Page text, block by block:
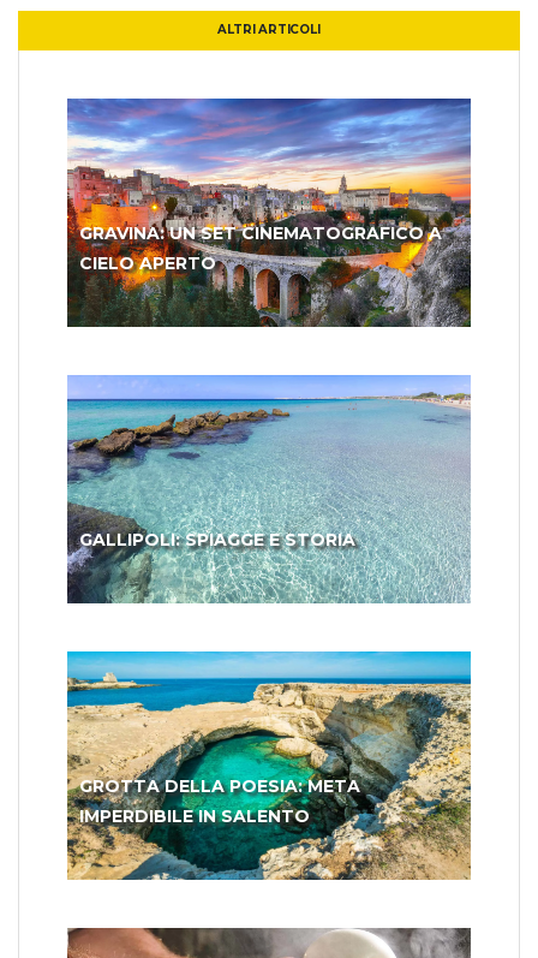
ALTRI ARTICOLI
GRAVINA: UN SET CINEMATOGRAFICO A
CIELO APERTO
GALLIPOLI: SPIAGGE E STORIA
GROTTA DELLA POESIA: META
IMPERDIBILE IN SALENTO